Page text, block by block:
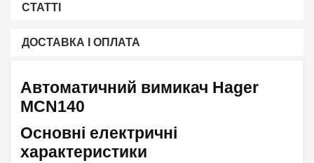
СТАТТІ
ДОСТАВКА І ОПЛАТА
Автоматичний вимикач Hager
MCN140
Основні електричні
характеристики